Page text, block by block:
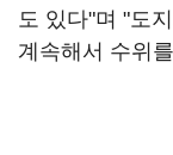
도 있다"며 "도
계속해서 수위